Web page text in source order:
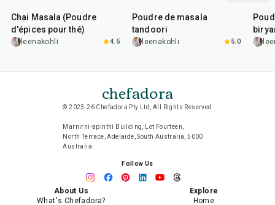
Chai Masala (Poudre
d'épices pour thé)
leenakohli 4.5
Poudre de masala
tandoori
leenakohli 5.0
chefadora
© 2023-26 Chefadora Pty Ltd, All Rights Reserved
Marnirni-apinthi Building, Lot Fourteen,
North Terrace, Adelaide, South Australia, 5000
Australia
Follow Us
About Us
What's Chefadora?
Explore
Home